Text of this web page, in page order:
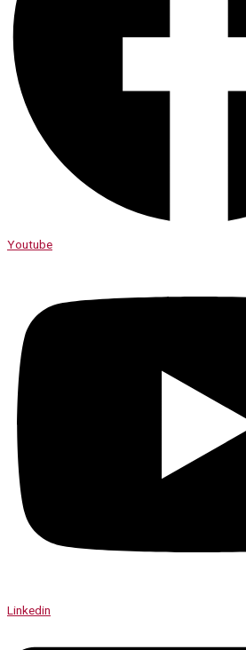
Youtube
Linkedin